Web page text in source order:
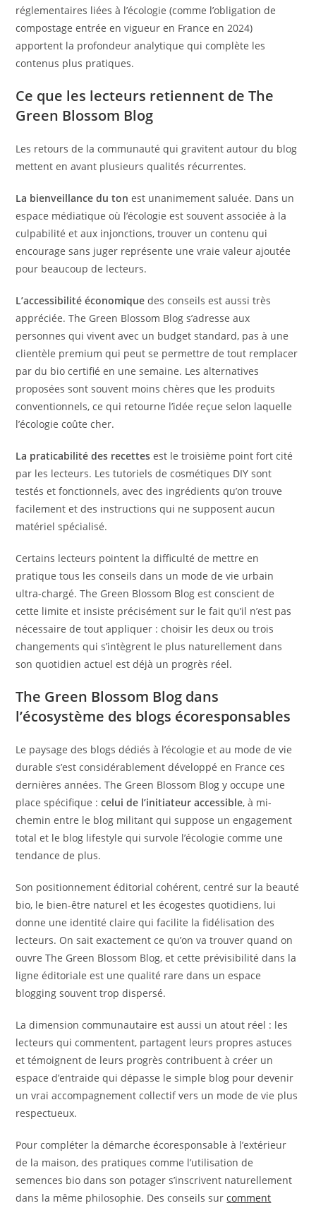
réglementaires liées à l’écologie (comme l’obligation de
compostage entrée en vigueur en France en 2024)
apportent la profondeur analytique qui complète les
contenus plus pratiques.
Ce que les lecteurs retiennent de The
Green Blossom Blog
Les retours de la communauté qui gravitent autour du blog
mettent en avant plusieurs qualités récurrentes.
La bienveillance du ton est unanimement saluée. Dans un
espace médiatique où l’écologie est souvent associée à la
culpabilité et aux injonctions, trouver un contenu qui
encourage sans juger représente une vraie valeur ajoutée
pour beaucoup de lecteurs.
L’accessibilité économique des conseils est aussi très
appréciée. The Green Blossom Blog s’adresse aux
personnes qui vivent avec un budget standard, pas à une
clientèle premium qui peut se permettre de tout remplacer
par du bio certifié en une semaine. Les alternatives
proposées sont souvent moins chères que les produits
conventionnels, ce qui retourne l’idée reçue selon laquelle
l’écologie coûte cher.
La praticabilité des recettes est le troisième point fort cité
par les lecteurs. Les tutoriels de cosmétiques DIY sont
testés et fonctionnels, avec des ingrédients qu’on trouve
facilement et des instructions qui ne supposent aucun
matériel spécialisé.
Certains lecteurs pointent la difficulté de mettre en
pratique tous les conseils dans un mode de vie urbain
ultra-chargé. The Green Blossom Blog est conscient de
cette limite et insiste précisément sur le fait qu’il n’est pas
nécessaire de tout appliquer : choisir les deux ou trois
changements qui s’intègrent le plus naturellement dans
son quotidien actuel est déjà un progrès réel.
The Green Blossom Blog dans
l’écosystème des blogs écoresponsables
Le paysage des blogs dédiés à l’écologie et au mode de vie
durable s’est considérablement développé en France ces
dernières années. The Green Blossom Blog y occupe une
place spécifique :celui de l’initiateur accessible, à mi-
chemin entre le blog militant qui suppose un engagement
total et le blog lifestyle qui survole l’écologie comme une
tendance de plus.
Son positionnement éditorial cohérent, centré sur la beauté
bio, le bien-être naturel et les écogestes quotidiens, lui
donne une identité claire qui facilite la fidélisation des
lecteurs. On sait exactement ce qu’on va trouver quand on
ouvre The Green Blossom Blog, et cette prévisibilité dans la
ligne éditoriale est une qualité rare dans un espace
blogging souvent trop dispersé.
La dimension communautaire est aussi un atout réel : les
lecteurs qui commentent, partagent leurs propres astuces
et témoignent de leurs progrès contribuent à créer un
espace d’entraide qui dépasse le simple blog pour devenir
un vrai accompagnement collectif vers un mode de vie plus
respectueux.
Pour compléter la démarche écoresponsable à l’extérieur
de la maison, des pratiques comme l’utilisation de
semences bio dans son potager s’inscrivent naturellement
dans la même philosophie. Des conseils surcomment